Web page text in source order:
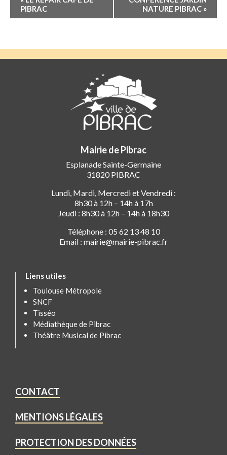
Évènement
PIBRAC
NATURE PIBRAC »
Mairie de Pibrac
Esplanade Sainte-Germaine
31820 PIBRAC
Lundi, Mardi, Mercredi et Vendredi :
8h30 à 12h – 14h à 17h
Jeudi : 8h30 à 12h – 14h à 18h30
Téléphone : 05 62 13 48 10
Email : mairie@mairie-pibrac.fr
Liens utiles
Toulouse Métropole
SNCF
Tisséo
Médiathèque de Pibrac
Théâtre Musical de Pibrac
CONTACT
MENTIONS LÉGALES
PROTECTION DES DONNÉES